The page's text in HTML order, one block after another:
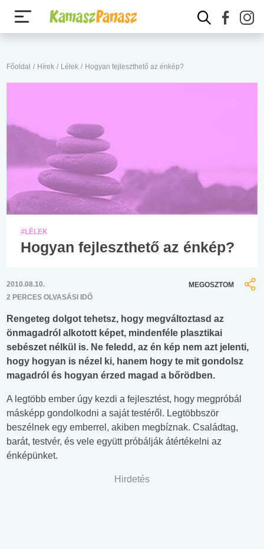
Főoldal / Hírek / Lélek / Hogyan fejleszthető az énkép?
#LÉLEK
Hogyan fejleszthető az énkép?
2010.08.10.
2 PERCES OLVASÁSI IDŐ
MEGOSZTOM
Rengeteg dolgot tehetsz, hogy megváltoztasd az
önmagadról alkotott képet, mindenféle plasztikai
sebészet nélkül is. Ne feledd, az én kép nem azt jelenti,
hogy hogyan is nézel ki, hanem hogy te mit gondolsz
magadról és hogyan érzed magad a bőrödben.
A legtöbb ember úgy kezdi a fejlesztést, hogy megpróbál
másképp gondolkodni a saját testéről. Legtöbbször
beszélnek egy emberrel, akiben megbíznak. Családtag,
barát, testvér, és vele együtt próbálják átértékelni az
énképünket.
Hirdetés